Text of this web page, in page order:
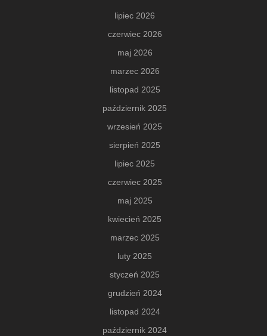
lipiec 2026
czerwiec 2026
maj 2026
marzec 2026
listopad 2025
październik 2025
wrzesień 2025
sierpień 2025
lipiec 2025
czerwiec 2025
maj 2025
kwiecień 2025
marzec 2025
luty 2025
styczeń 2025
grudzień 2024
listopad 2024
październik 2024